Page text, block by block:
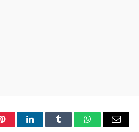
PinterestLinkedInTumblr WhatsAppEmail